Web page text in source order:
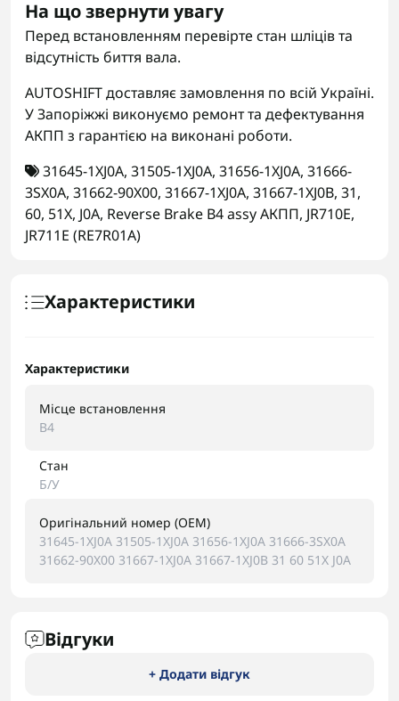
На що звернути увагу
Перед встановленням перевірте стан шліців та
відсутність биття вала.
AUTOSHIFT доставляє замовлення по всій Україні.
У Запоріжжі виконуємо ремонт та дефектування
АКПП з гарантією на виконані роботи.
31645-1XJ0A, 31505-1XJ0A, 31656-1XJ0A, 31666-
3SX0A, 31662-90X00, 31667-1XJ0A, 31667-1XJ0B, 31,
60, 51X, J0A, Reverse Brake B4 assy АКПП, JR710E,
JR711E (RE7R01A)
Характеристики
Характеристики
Місце встановлення
B4
Стан
Б/У
Оригінальний номер (OEM)
31645-1XJ0A 31505-1XJ0A 31656-1XJ0A 31666-3SX0A
31662-90X00 31667-1XJ0A 31667-1XJ0B 31 60 51X J0A
Відгуки
+ Додати відгук